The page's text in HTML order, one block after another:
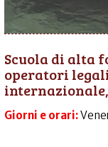
Scuola di alta
operatori
Giorni e orari: